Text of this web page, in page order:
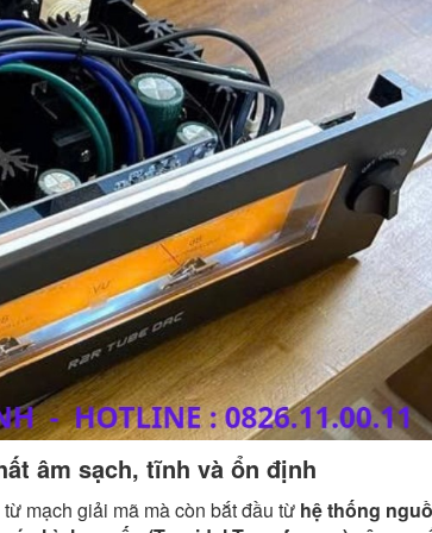
âm sạch, tĩnh và ổn định
mạch giải mã mà còn bắt đầu từ hệ thống